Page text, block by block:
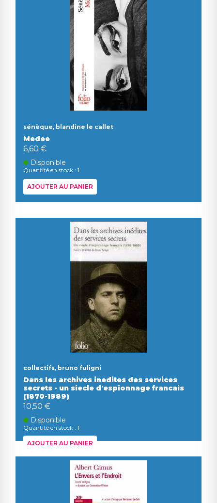
sénèque, blandine le callet
Medee
6,60 €
Disponible
Quantité en stock : 1
AJOUTER AU PANIER
collectifs, bruno fuligni
Dans les archives inedites des services
secrets - un siecle d'espionnage francais
(1870-1989)
10,50 €
Disponible
Quantité en stock : 1
AJOUTER AU PANIER